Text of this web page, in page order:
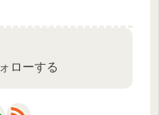
ローする